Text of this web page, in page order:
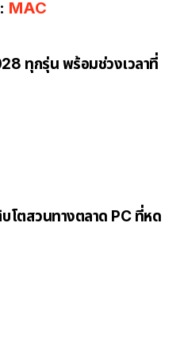
MAC
ทุกรุ่น พร้อมช่วงเวลาที่
โตสวนทางตลาด PC ที่หด